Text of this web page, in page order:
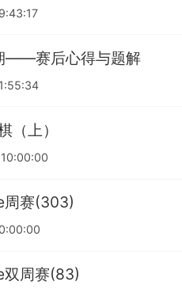
——赛后心得与题解
（上）
赛(303)
周赛(83)